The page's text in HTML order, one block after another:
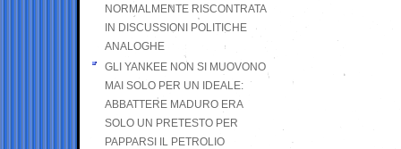
NORMALMENTE RISCONTRATA
IN DISCUSSIONI POLITICHE
ANALOGHE
GLI YANKEE NON SI MUOVONO
MAI SOLO PER UN IDEALE:
ABBATTERE MADURO ERA
SOLO UN PRETESTO PER
PAPPARSI IL PETROLIO